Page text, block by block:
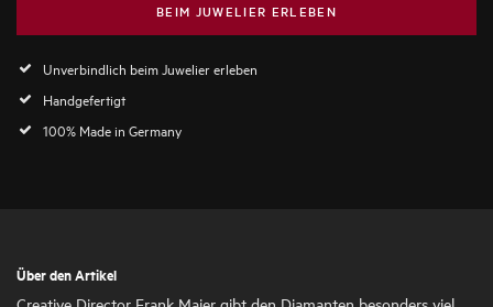
BEIM JUWELIER ERLEBEN
Unverbindlich beim Juwelier erleben
Handgefertigt
100% Made in Germany
Über den Artikel